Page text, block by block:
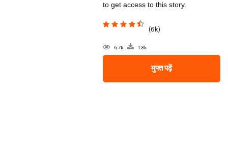
to get access to this story.
(6k)
6.7k 1.8k
मुफ्त पढ़ें